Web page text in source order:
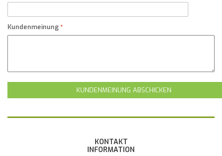
Kundenmeinung
KUNDENMEINUNG ABSCHICKEN
KONTAKT
INFORMATION